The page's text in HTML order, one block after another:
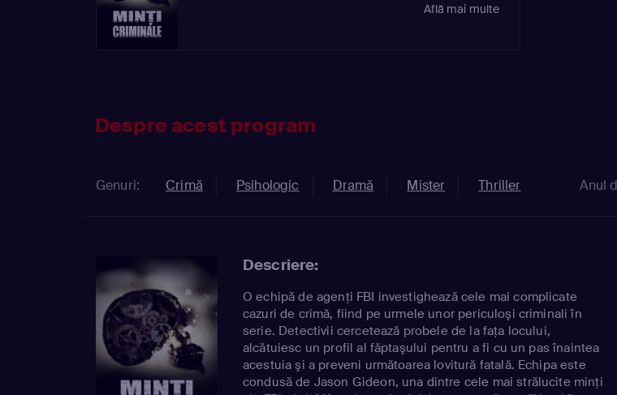
Află mai multe
Despre acest program
Genuri: Crimă Psihologic Dramă Mister Thriller Anul
Descriere:
O echipă de agenţi FBI investighează cele mai complicate
cazuri de crimă, fiind pe urmele unor periculoşi criminali în
serie. Detectivii cercetează probele de la faţa locului,
alcătuiesc un profil al făptaşului pentru a fi cu un pas înaintea
acestuia şi a preveni următoarea lovitură fatală. Echipa este
condusă de Jason Gideon, una dintre cele mai strălucite minţi